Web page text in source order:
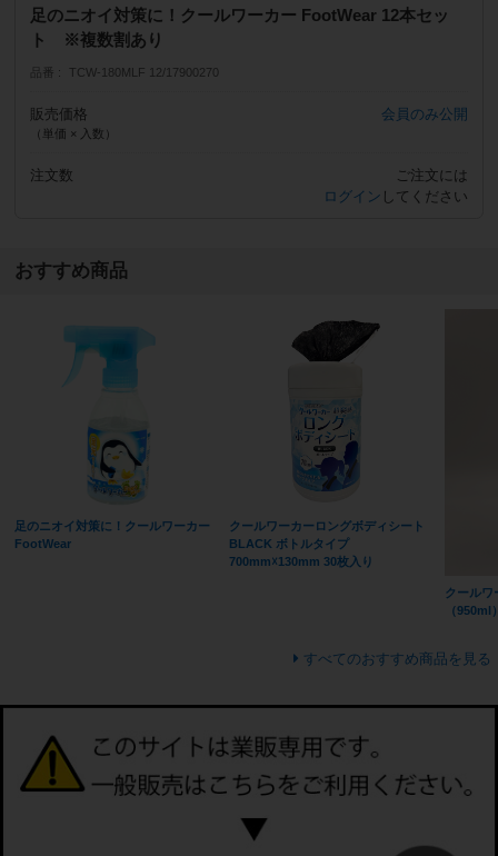
足のニオイ対策に！クールワーカー FootWear 12本セッ
ト ※複数割あり
品番 TCW-180MLF 12/17900270
販売価格
（単価 × 入数）
会員のみ公開
注文数
ご注文には
ログイン してください
おすすめ商品
足のニオイ対策に！クールワーカー
FootWear
クールワーカーロングボディシート
BLACK ボトルタイプ
700mm☓130mm 30枚入り
クール
（950ml
すべてのおすすめ商品を見る